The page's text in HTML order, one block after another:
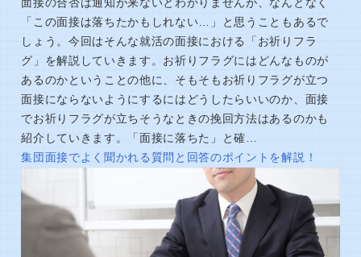
面接の合否は通知が来ないとわかりませんが、なんとなく
「この面接は落ちたかもしれない…」と思うこともあるで
しょう。今回はそんな就活の面接における「お祈りフラ
グ」を解説していきます。お祈りフラグにはどんなものが
あるのかということの他に、そもそもお祈りフラグが立つ
面接にならないようにするにはどうしたらいいのか、面接
でお祈りフラグが立ちそうなときの挽回方法はあるのかも
紹介していきます。「面接に落ちた」と確…
集団面接でよく聞かれる質問と回答のポイントを解説！